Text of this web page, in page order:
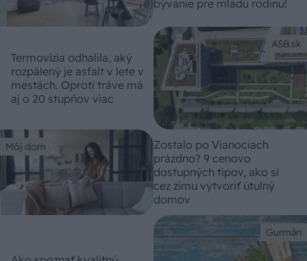
bývanie pre mladú rodinu!
ASB.sk
Termovízia odhalila, aký
rozpálený je asfalt v lete v
mestách. Oproti tráve má
aj o 20 stupňov viac
Môj dom
Zostalo po Vianociach
prázdno? 9 cenovo
dostupných tipov, ako si
cez zimu vytvoriť útulný
domov
Gurmán